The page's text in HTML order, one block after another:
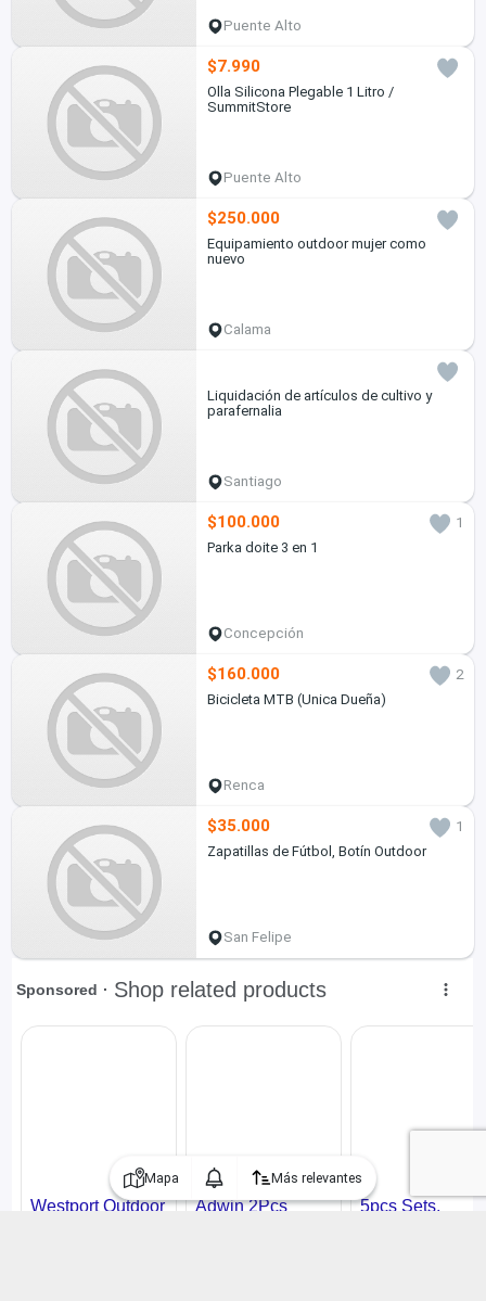
Mapa Más relevantes
Puente Alto
$7.990
Olla Silicona Plegable 1 Litro /
SummitStore
Puente Alto
$250.000
Equipamiento outdoor mujer como
nuevo
Calama
Liquidación de artículos de cultivo y
parafernalia
Santiago
$100.000
1
Parka doite 3 en 1
Concepción
$160.000
2
Bicicleta MTB (Unica Dueña)
Renca
$35.000
1
Zapatillas de Fútbol, Botín Outdoor
San Felipe